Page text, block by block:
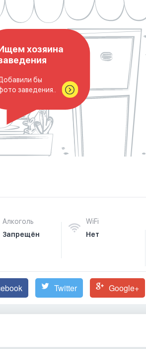
хозяина
бы
заведения..
Алкоголь
Запрещён
WiFi
Нет
Twitter Google+